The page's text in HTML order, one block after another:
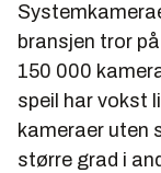
bransjen tror
150 000
speil har vokst
kameraer uten
større grad i